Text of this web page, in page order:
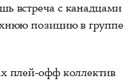
встреча с канадцами
позицию в группе
плей-офф коллектив